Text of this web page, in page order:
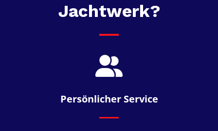
Jachtwerk?
Persönlicher Service